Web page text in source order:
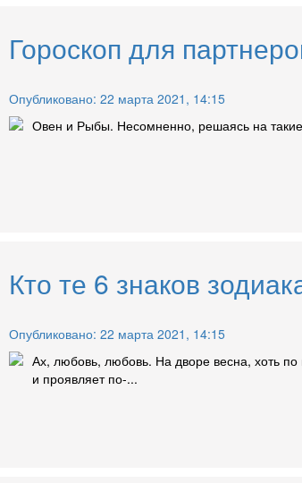
Гороскоп для
Опубликовано: 22 марта 2021, 14:15
Овен и Рыбы. Несомненно, решаясь на
Кто те 6 знаков
Опубликовано: 22 марта 2021, 14:15
Ах, любовь, любовь. На дворе весна, хоть
и проявляет по-...